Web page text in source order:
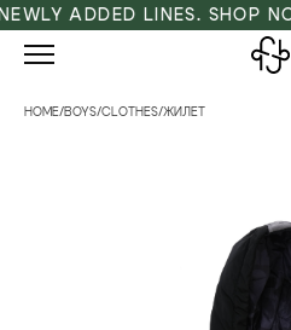
ADDED LINES. SHOP NOW
HOME/BOYS/CLOTHES/ЖИЛЕТ